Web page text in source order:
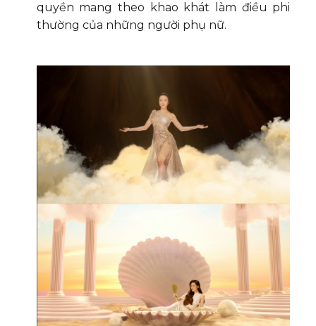
quyền mang theo khao khát làm điều phi
thường của những người phụ nữ.